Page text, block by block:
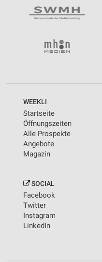
WEEKLI
Startseite
Öffnungszeiten
Alle Prospekte
Angebote
Magazin
SOCIAL
Facebook
Twitter
Instagram
LinkedIn